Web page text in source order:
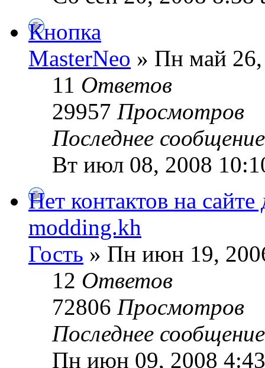
Кнопка
MasterNeo » Пн май
11 Ответов
29957 Просмотров
Последнее
Вт июл 08, 2008
Нет контактов на
modding.kh
Гость » Пн июн 19,
12 Ответов
72806 Просмотров
Последнее
Пн июн 09, 2008